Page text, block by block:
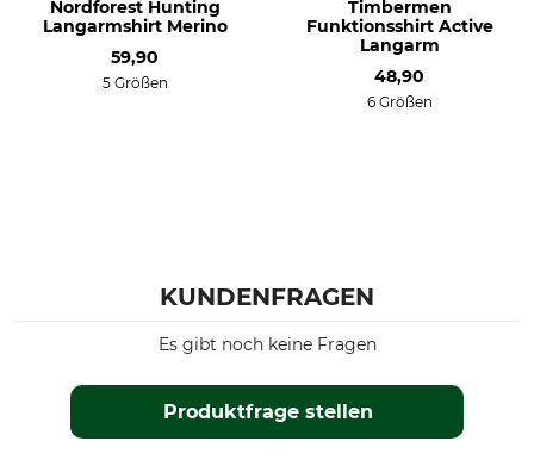
Made in Portugal
schwarz-orange
Nordforest Hunting
Langarmshirt Merino
59,90
5 Größen
Timbermen
Funktionsshirt Active
Langarm
48,90
6 Größen
KUNDENFRAGEN
Produktfrage stellen
Es gibt noch keine Fragen